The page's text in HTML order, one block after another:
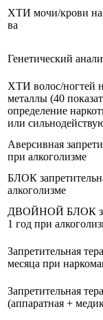
ХТИ мочи/крови на
ва
Генетический
ХТИ волос/ногтей
металлы (40
определение
или
Аверсивная
при алкоголизме
БЛОК
алкоголизме
ДВОЙНОЙ БЛОК
1 год при
Запретительная
месяца при
Запретительная
(аппаратная +